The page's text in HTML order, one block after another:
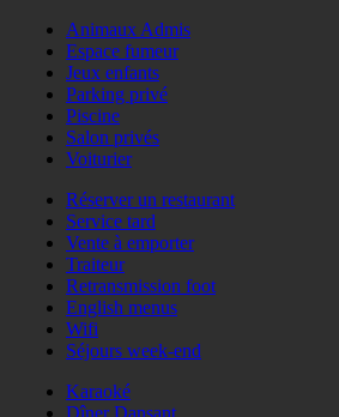
Animaux Admis
Espace fumeur
Jeux enfants
Parking privé
Piscine
Salon privés
Voiturier
Réserver un restaurant
Service tard
Vente à emporter
Traiteur
Retransmission foot
English menus
Wifi
Séjours week-end
Karaoké
Dîner Dansant